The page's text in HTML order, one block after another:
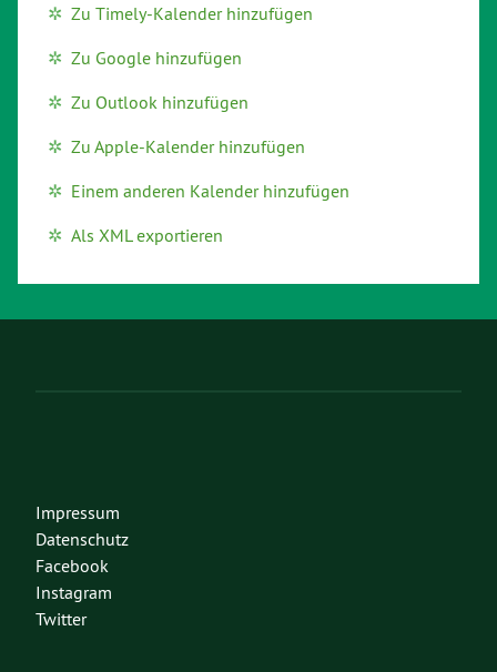
Zu Timely-Kalender hinzufügen
Zu Google hinzufügen
Zu Outlook hinzufügen
Zu Apple-Kalender hinzufügen
Einem anderen Kalender hinzufügen
Als XML exportieren
Impressum
Datenschutz
Facebook
Instagram
Twitter